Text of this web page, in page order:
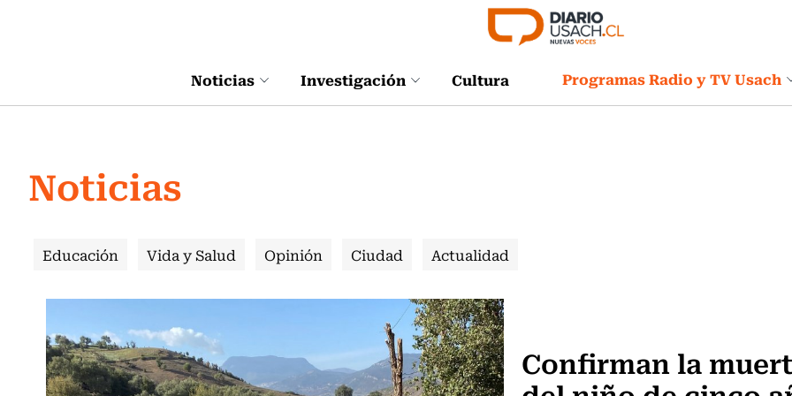
Noticias Investigación Cultura Programas Radio y TV Usach
Noticias
Educación Vida y Salud Opinión Ciudad Actualidad
Confirman la